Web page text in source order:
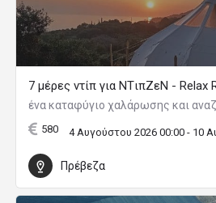
7 μέρες ντίπ για NTιπZεN -
ένα καταφύγιο χαλάρωσης και
580 4 Αυγούστου 2026 00:00 - 10
Πρέβεζα